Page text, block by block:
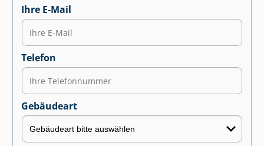
Ihre E-Mail
Telefon
Gebäudeart